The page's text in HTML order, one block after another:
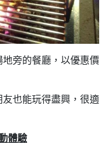
旁的餐廳，以優惠價
也能玩得盡興，很適
體驗